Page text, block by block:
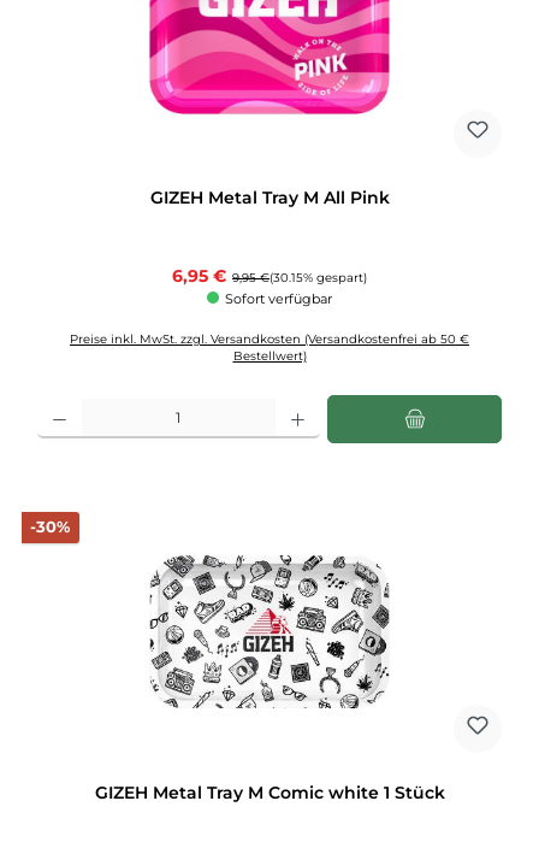
GIZEH Metal Tray M All Pink
Verkaufspreis:
6,95 € Regulärer Preis:
9,95 €(30.15% gespart)
Sofort verfügbar
Preise inkl. MwSt. zzgl. Versandkosten (Versandkostenfrei ab 50 €
Bestellwert)
-30%Rabatt
GIZEH Metal Tray M Comic white 1 Stück